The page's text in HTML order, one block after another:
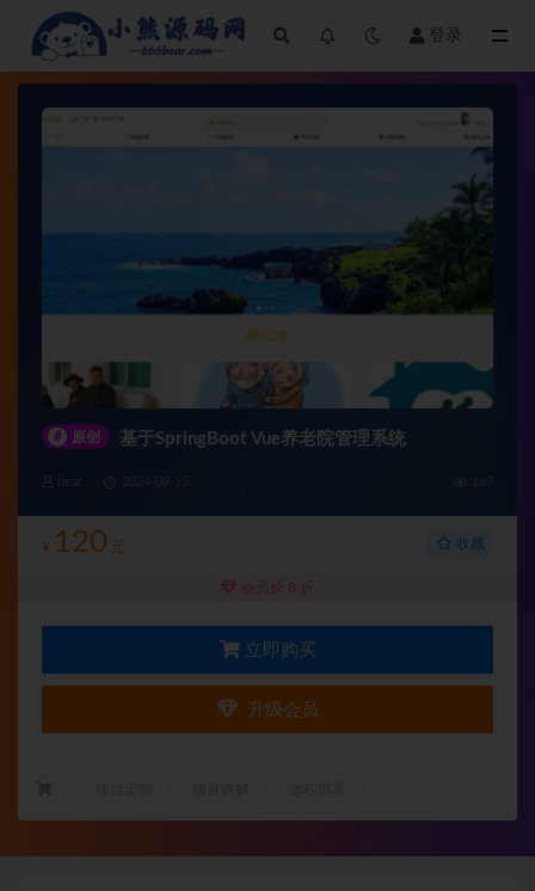
登录
# 原创 基于SpringBoot Vue养老院管理系统
¥ 120 元 收藏
会员价 8 折
立即购买
升级会员